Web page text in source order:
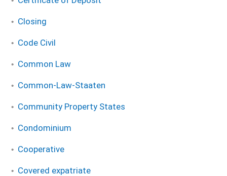
Closing
Code Civil
Common Law
Common-Law-Staaten
Community Property States
Condominium
Cooperative
Covered expatriate